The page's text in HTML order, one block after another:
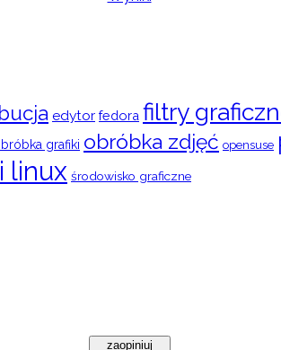
edytor fedora filtry
grafiki obróbka zdjęć opensuse
linux środowisko graficzne